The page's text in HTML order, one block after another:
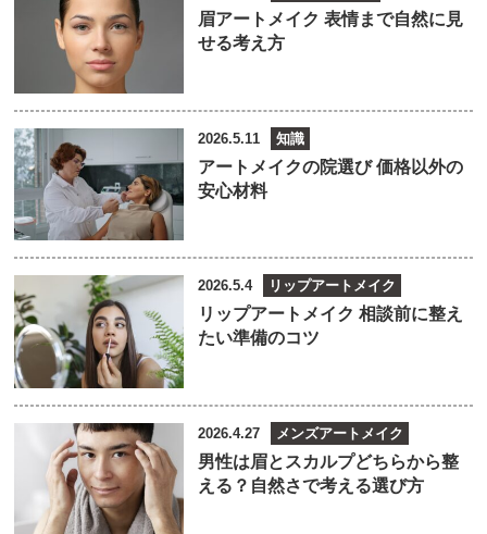
眉アートメイク 表情まで自然に見
せる考え方
2026.5.11 知識
アートメイクの院選び 価格以外の
安心材料
2026.5.4 リップアートメイク
リップアートメイク 相談前に整え
たい準備のコツ
2026.4.27 メンズアートメイク
男性は眉とスカルプどちらから整
える？自然さで考える選び方